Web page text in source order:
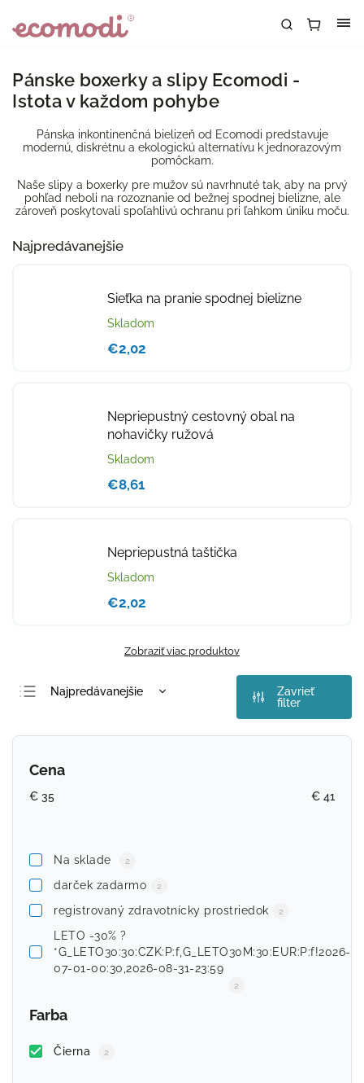
Pánske boxerky a slipy Ecomodi -
Istota v každom pohybe
Pánska inkontinenčná bielizeň od Ecomodi predstavuje
modernú, diskrétnu a ekologickú alternatívu k jednorazovým
pomôckam.
Naše slipy a boxerky pre mužov sú navrhnuté tak, aby na prvý
pohľad neboli na rozoznanie od bežnej spodnej bielizne, ale
zároveň poskytovali spoľahlivú ochranu pri ľahkom úniku moču.
Najpredávanejšie
Sieťka na pranie spodnej bielizne
Skladom
€2,02
Nepriepustný cestovný obal na
nohavičky ružová
Skladom
€8,61
Nepriepustná taštička
Skladom
€2,02
Zobraziť viac produktov
Najpredávanejšie
Abecedne
Zavrieť
filter
Cena
€ 35 € 41
Na sklade 2
darček zadarmo 2
registrovaný zdravotnícky prostriedok 2
LETO -30% ?
*G_LETO30:30:CZK:P:f,G_LETO30M:30:EUR:P:f!2026-
07-01-00:30,2026-08-31-23:59
2
Farba
Čierna 2